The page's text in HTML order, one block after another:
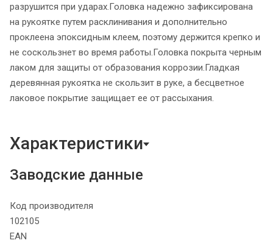
разрушится при ударах.Головка надежно зафиксирована
на рукоятке путем расклинивания и дополнительно
проклеена эпоксидным клеем, поэтому держится крепко и
не соскользнет во время работы.Головка покрыта черным
лаком для защиты от образования коррозии.Гладкая
деревянная рукоятка не скользит в руке, а бесцветное
лаковое покрытие защищает ее от рассыхания.
Характеристики
Заводские данные
Код производителя
102105
EAN